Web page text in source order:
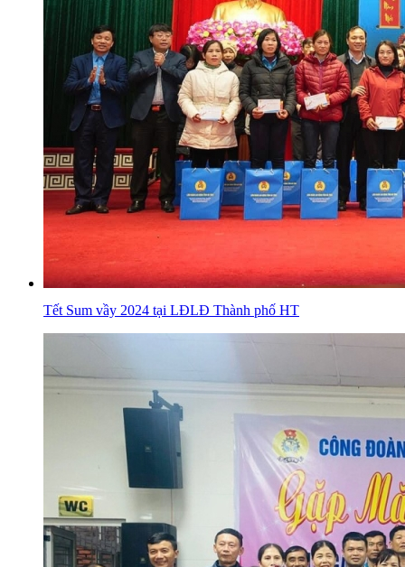
Tết Sum vầy 2024 tại LĐLĐ Thành phố HT